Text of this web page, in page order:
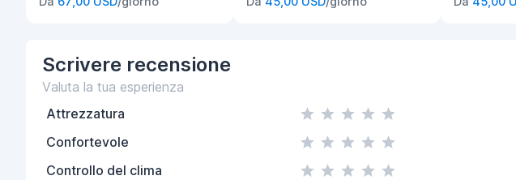
Scrivere recensione
Valuta la tua esperienza
Attrezzatura
Confortevole
Controllo del clima